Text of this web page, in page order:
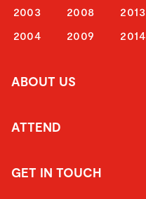
2003
2004
2008
2009
2013
2014
ABOUT US
ATTEND
GET IN TOUCH